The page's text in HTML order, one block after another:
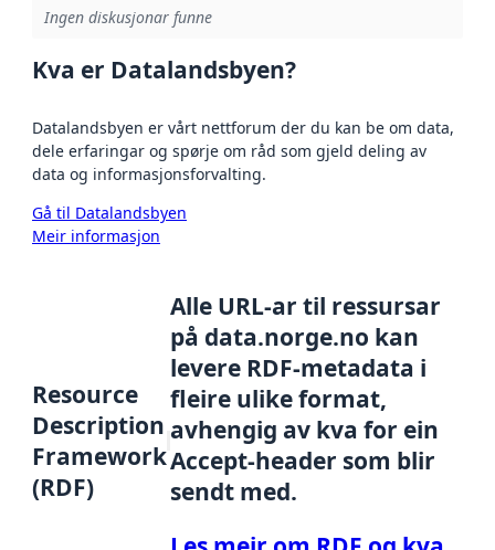
Ingen diskusjonar funne
Kva er Datalandsbyen?
Datalandsbyen er vårt nettforum der du kan be om data,
dele erfaringar og spørje om råd som gjeld deling av
data og informasjonsforvalting.
Gå til Datalandsbyen
Meir informasjon
Resource
Description
Framework
(RDF)
Alle URL-ar til ressursar
på data.norge.no kan
levere RDF-metadata i
fleire ulike format,
avhengig av kva for ein
Accept-header som blir
sendt med.